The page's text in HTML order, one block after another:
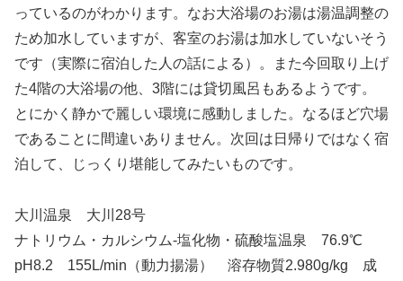
っているのがわかります。なお大浴場のお湯は湯温調整の
ため加水していますが、客室のお湯は加水していないそう
です（実際に宿泊した人の話による）。また今回取り上げ
た4階の大浴場の他、3階には貸切風呂もあるようです。
とにかく静かで麗しい環境に感動しました。なるほど穴場
であることに間違いありません。次回は日帰りではなく宿
泊して、じっくり堪能してみたいものです。
大川温泉 大川28号
ナトリウム・カルシウム-塩化物・硫酸塩温泉 76.9℃
pH8.2 155L/min（動力揚湯） 溶存物質2.980g/kg 成